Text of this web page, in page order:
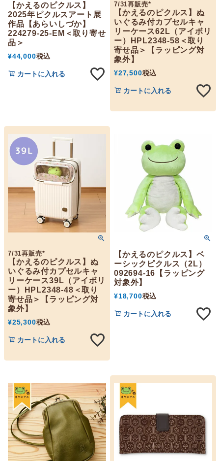
【かえるのピクルス】
2025年ピクルスアート展
作品【あらいしづか】
224279-25-EM＜取り寄せ
品＞
¥44,000税込
カートに入れる
7/31再販売*
【かえるのピクルス】ぬ
いぐるみ付カプセルキャ
リーケース62L（アイボリ
ー）HPL2348-58＜取り
寄せ品＞【ラッピング対
象外】
¥27,500税込
カートに入れる
7/31再販売*
【かえるのピクルス】ぬ
いぐるみ付カプセルキャ
リーケース39L（アイボリ
ー）HPL2348-48＜取り
寄せ品＞【ラッピング対
象外】
¥25,300税込
カートに入れる
【かえるのピクルス】ベ
ーシックピクルス（2L）
092694-16【ラッピング
対象外】
¥18,700税込
カートに入れる